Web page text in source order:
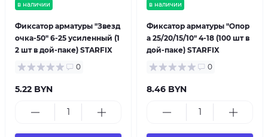
в наличии
Фиксатор арматуры "Звезд
очка-50" 6-25 усиленный (1
2 шт в дой-паке) STARFIX
0
5.22 BYN
в наличии
Фиксатор арматуры "Опор
а 25/20/15/10" 4-18 (100 шт в
дой-паке) STARFIX
0
8.46 BYN